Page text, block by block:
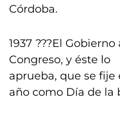
Córdoba.
1937 ???El
Congreso, y éste lo
aprueba, que se fije
año como Día de la